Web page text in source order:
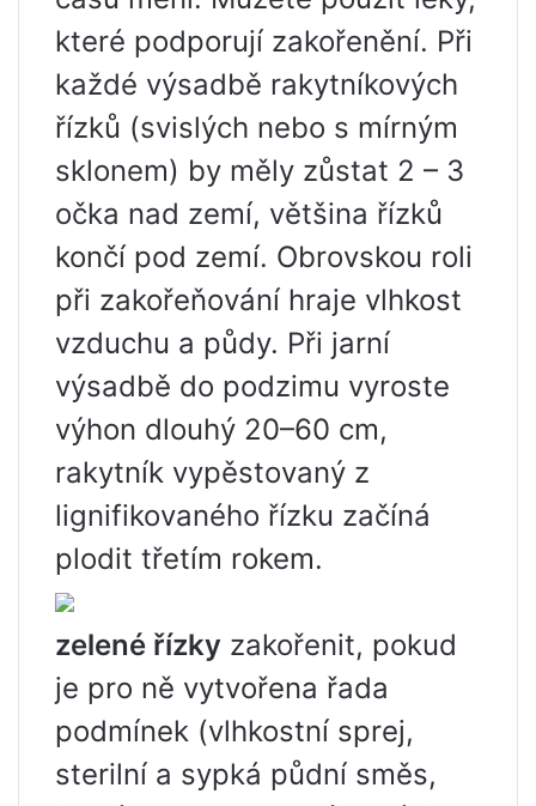
které podporují zakořenění. Při
každé výsadbě rakytníkových
řízků (svislých nebo s mírným
sklonem) by měly zůstat 2 – 3
očka nad zemí, většina řízků
končí pod zemí. Obrovskou roli
při zakořeňování hraje vlhkost
vzduchu a půdy. Při jarní
výsadbě do podzimu vyroste
výhon dlouhý 20–60 cm,
rakytník vypěstovaný z
lignifikovaného řízku začíná
plodit třetím rokem.
zelené řízky zakořenit, pokud
je pro ně vytvořena řada
podmínek (vlhkostní sprej,
sterilní a sypká půdní směs,